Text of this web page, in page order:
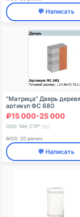
💬 Написать
"Матрица" Дверь
артикул ФС 680
₽15 000-25 000
ООО "МК СТР" 🇷🇺
МОЗ: 20 pieces
💬 Написать